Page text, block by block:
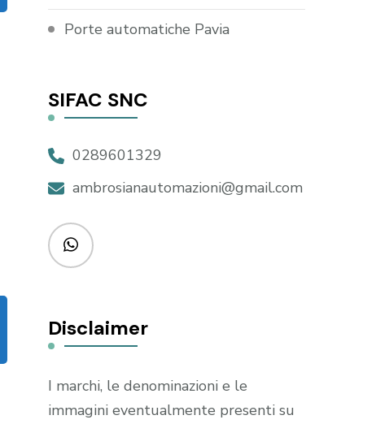
Porte automatiche Pavia
SIFAC SNC
0289601329
ambrosianautomazioni@gmail.com
Disclaimer
I marchi, le denominazioni e le
immagini eventualmente presenti su